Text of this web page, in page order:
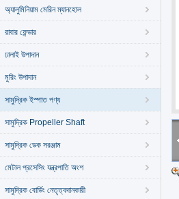
অ্যালুমিনিয়াম মেরিন ম্যানহোল
রাবার ফেন্ডার
ঢালাই উপাদান
মুরিং উপাদান
সামুদ্রিক ইস্পাত পণ্য
সামুদ্রিক Propeller Shaft
সামুদ্রিক ডেক সরঞ্জাম
মেটাল প্রসেসিং যন্ত্রপাতি অংশ
সামুদ্রিক বোর্ডিং নেতৃত্বদানকারী